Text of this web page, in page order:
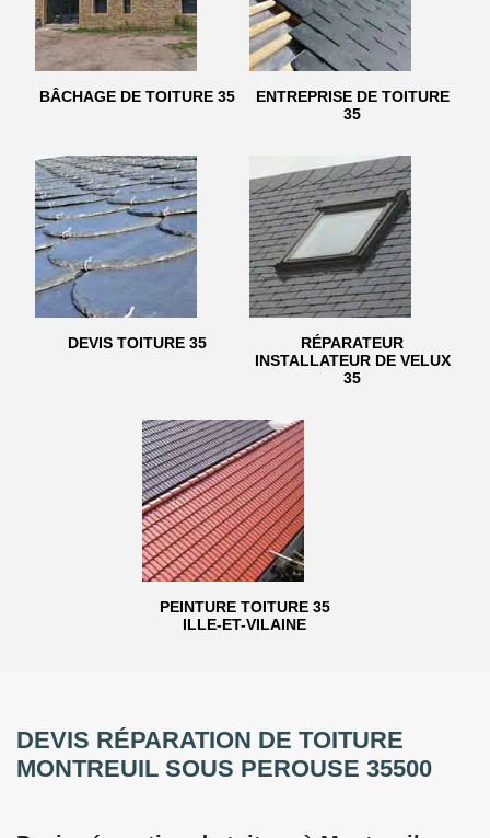
BÂCHAGE DE TOITURE 35
ENTREPRISE DE TOITURE
35
DEVIS TOITURE 35
RÉPARATEUR
INSTALLATEUR DE VELUX
35
PEINTURE TOITURE 35
ILLE-ET-VILAINE
DEVIS RÉPARATION DE TOITURE
MONTREUIL SOUS PEROUSE 35500